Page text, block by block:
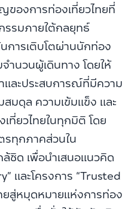
องการท่องเที่ยวไทยที่
รมภายใต้กลยุทธ์
การเติบโตผ่านนักท่อง
ำนวนผู้เดินทาง โดยให้
ละประสบการณ์ที่มีความ
มดุล ความเข้มแข็ง และ
ที่ยวไทยในทุกมิติ โดย
ทุกภาคส่วนใน
ชิด เพื่อนำเสนอแนวคิด
และโครงการ “Trusted
ยสู่หมุดหมายแห่งการท่อง